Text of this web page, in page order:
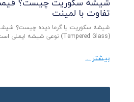
شیشه سکوریت چیست؟
تفاوت با لمینت
شیشه سکوریت یا گرما دیده چیست؟ شیشه
(Tempered Glass) نوعی شیشه ایمنی است که با انجام
بیشتر ...